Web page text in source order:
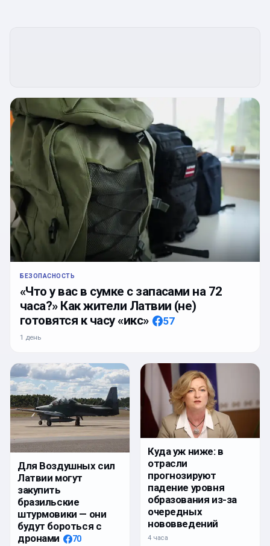
БЕЗОПАСНОСТЬ
«Что у вас в сумке с запасами на 72
часа?» Как жители Латвии (не)
готовятся к часу «икс»
57
1 день
Для Воздушных сил
Латвии могут
закупить
бразильские
штурмовики — они
будут бороться с
дронами
70
Куда уж ниже: в
отрасли
прогнозируют
падение уровня
образования из-за
очередных
нововведений
4 часа